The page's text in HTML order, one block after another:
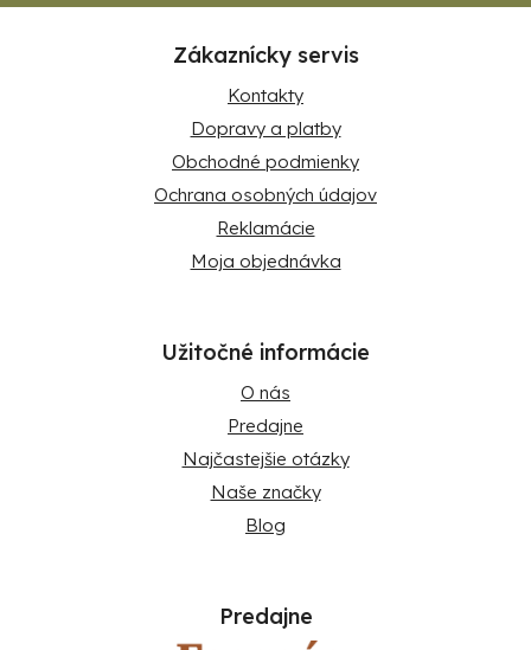
Zákaznícky servis
Kontakty
Dopravy a platby
Obchodné podmienky
Ochrana osobných údajov
Reklamácie
Moja objednávka
Užitočné informácie
O nás
Predajne
Najčastejšie otázky
Naše značky
Blog
Predajne